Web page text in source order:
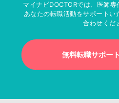
マイナビDOCTORでは、医師
あなたの転職活動をサポートい
合わせくだ
無料転職サポー